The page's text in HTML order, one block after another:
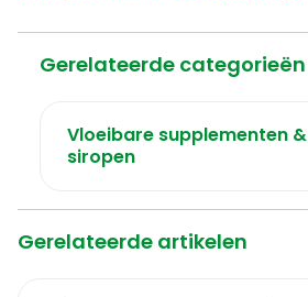
Gerelateerde categorieën
Vloeibare supplementen &
siropen
Gerelateerde artikelen